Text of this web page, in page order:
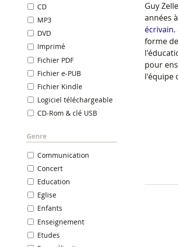
CD
MP3
DVD
Imprimé
Fichier PDF
Fichier e-PUB
Fichier Kindle
Logiciel téléchargeable
CD-Rom & clé USB
Genre
Communication
Concert
Education
Eglise
Enfants
Enseignement
Etudes
Guy
années à
écrivain.
forme
pour
l'équipe